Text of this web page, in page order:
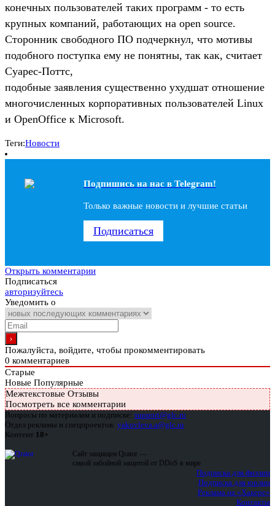
конечных пользователей таких программ - то есть
крупных компаний, работающих на open source.
Сторонник свободного ПО подчеркнул, что мотивы
подобного поступка ему не понятны, так как, считает
Суарес-Поттс,
подобные заявления существенно ухудшат отношение
многочисленных корпоративных пользователей Linux
и OpenOffice к Microsoft.
Теги:Новости
Подпишись на наc в Telegram!
Только важные новости и лучшие статьи
Подписаться
Открыть комментарии
Подписаться
авторизуйтесь
Уведомить о
Пожалуйста, войдите, чтобы прокомментировать
0 комментариев
Старые
Новые Популярные
Межтекстовые Отзывы
Посмотреть все комментарии
Вопросы по материалам и подписке: support@glc.ru
Отдел рекламы и спецпроектов: yakovleva.a@glc.ru
Контент 18+
Сайт защищен Qrator —
самой забойной защитой от DDoS в мире
Подписка для физлиц
Подписка для юрлиц
Реклама на «Хакере»
Контакты